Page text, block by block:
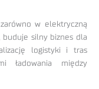
w elektryczną
buduje silny biznes dla
logistyki i tras
ładowania między